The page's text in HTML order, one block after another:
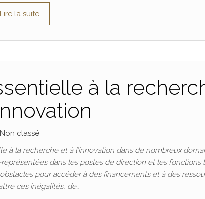
Lire la suite
à la
Non classé
la recherche et à l’innovation dans de nombreux
dans les postes de direction et les fonctions
pour accéder à des financements et à des
ces inégalités, de…